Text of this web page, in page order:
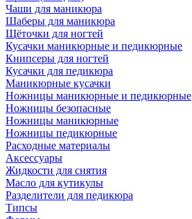
Чаши для маникюра
Шаберы для маникюра
Щёточки для ногтей
Кусачки маникюрные и педикюрные
Книпсеры для ногтей
Кусачки для педикюра
Маникюрные кусачки
Ножницы маникюрные и педикюрные
Ножницы безопасные
Ножницы маникюрные
Ножницы педикюрные
Расходные материалы
Аксессуары
Жидкости для снятия
Масло для кутикулы
Разделители для педикюра
Типсы